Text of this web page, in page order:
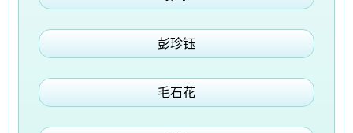
彭珍钰
毛石花